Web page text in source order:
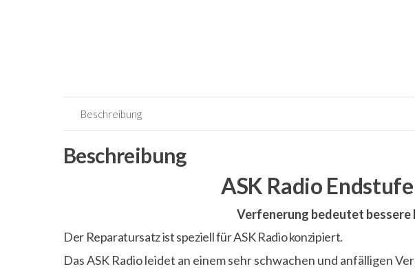
Beschreibung
Beschreibung
ASK Radio
Verfenerung bedeutet bessere
Der Reparatursatz ist speziell für ASK Radio konzipiert.
Das ASK Radio leidet an einem sehr schwachen und anfälligen